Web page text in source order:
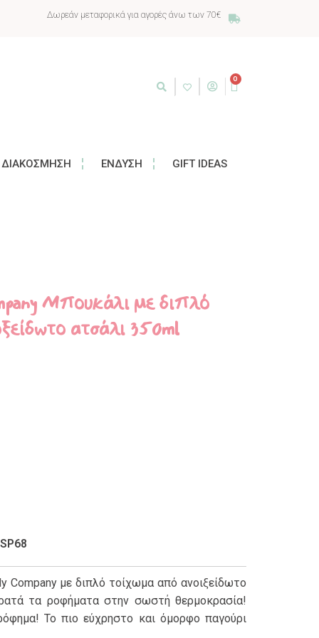
Δωρεάν μεταφορικά για αγορές άνω των 70€
0
ΔΙΑΚΌΣΜΗΣΗ ΈΝΔΥΣΗ GIFT IDEAS
Μπουκάλι με διπλό
ατσάλι 350ml
Company με διπλό τοίχωμα από ανοιξείδωτο
τα ροφήματα στην σωστή θερμοκρασία!
Το πιο εύχρηστο και όμορφο παγούρι